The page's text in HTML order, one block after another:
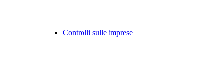
Controlli sulle imprese